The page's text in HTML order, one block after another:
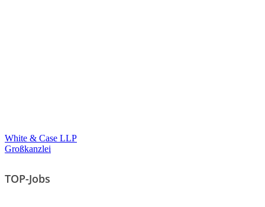
White & Case LLP
Großkanzlei
TOP-Jobs